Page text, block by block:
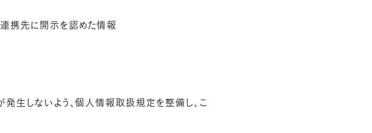
携先に開示を認めた情報
生しないよう、個人情報取扱規定を整備し、こ